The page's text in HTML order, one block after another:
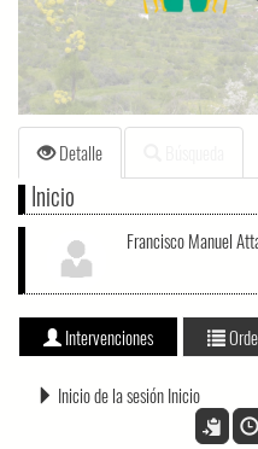
Detalle
Inicio
Francisco Manuel
Intervenciones
Inicio de la sesión Inicio